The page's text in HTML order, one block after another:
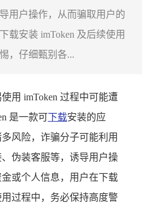
用户操作，从而骗取用户的
载安装 imToken 及后续使用
，仔细甄别各...
用 imToken 过程中可能遭
是一款可下载安装的应
风险，诈骗分子可能利用
伪装客服等，诱导用户操
或个人信息，用户在下载
用过程中，务必保持高度警